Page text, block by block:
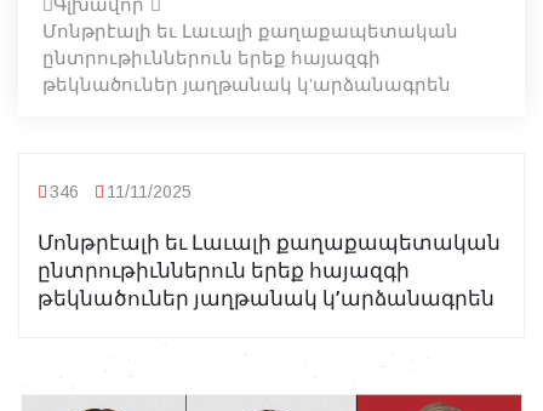
Մոնթրէալի եւ Լաւալի քաղաքապետական
ընտրութիւններուն երեք հայազգի
թեկնածուներ յաղթանակ կ’արձանագրեն
346 11/11/2025
Մոնթրէալի եւ Լաւալի քաղաքապետական
ընտրութիւններուն երեք հայազգի
թեկնածուներ յաղթանակ կ’արձանագրեն